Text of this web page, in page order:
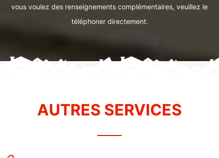
vous voulez des renseignements complémentaires, veuillez le
téléphoner directement.
AUTRES SERVICES